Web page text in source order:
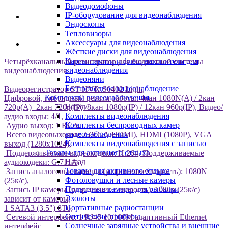
Видеодомофоны
IP-оборудование для видеонаблюдения
Эндоскопы
Тепловизоры
Аксессуары для видеонаблюдения
Жёсткие диски для видеонаблюдения
Карты памяти и флеш накопители для
видеонаблюдения
Видеоняни
Беспроводное видеонаблюдение
Комплекты видеонаблюдения
Назад
Комплекты видеонаблюдения
Комплекты беспроводных камер
видеонаблюдения
Комплекты видеонаблюдения с записью
Товары для активного отдыха
Назад
Товары для активного отдыха
Фотоловушки и лесные камеры
Подводные камеры для рыбалки
Эхолоты
Портативные радиостанции
Оптические приборы
Солнечные зарядные устройства и внешние
Четырёхканальный регистратор для бюджетной системы
видеонаблюдения
Видеорегистратор ST-HVR-S0402 Light,
Цифровой, гибридный режим работы: 4кан 1080N(A) / 2кан
720р(А)+2кан 720р(IP) /8кан 1080p(IP) / 12кан 960p(IP), Видео/
аудио входы: 4/1,
Аудио выход: 1 RCA,
Всего видеовыходов: 2 (VGA/HDMI), HDMI (1080P), VGA
выход (1280х1024),
Поддерживаемые видеокодеки: H.264, Поддерживаемые
аудиокодеки: G.711A,
Запись аналоговые камеры (разрешение/скорость): 1080N
(25к/с),
Запись IP камеры (разрешение / скорость): 1080p (25к/с)
зависит от камеры,
1 SATA3 (3.5") 8Тб,
Сетевой интерфейс: 1 RJ45 10/100М адаптивный Ethernet
интерфейс,